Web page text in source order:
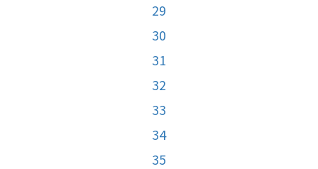
29
30
31
32
33
34
35